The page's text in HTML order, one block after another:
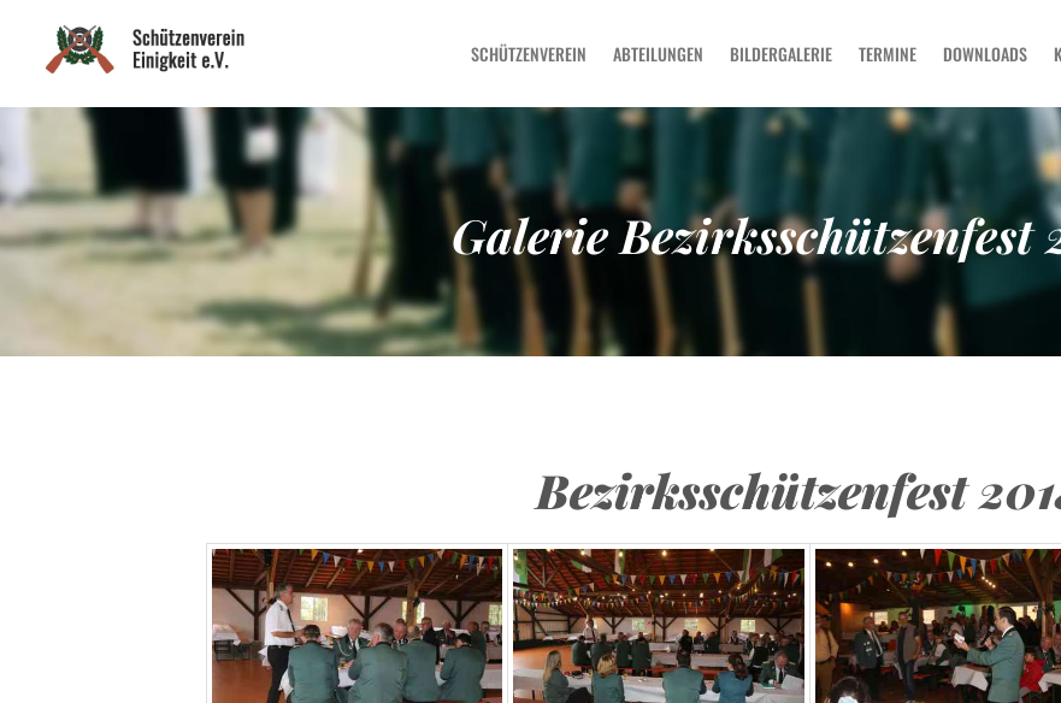
SCHÜTZENVEREIN ABTEILUNGEN BILDERGALERIE TERMINE DOWNLOADS
Galerie Bezirksschützenfest
ABTEILUNGEN
BILDERGALERIE
TERMINE
DOWNLOADS
KONTAKT
Bezirksschützenfest